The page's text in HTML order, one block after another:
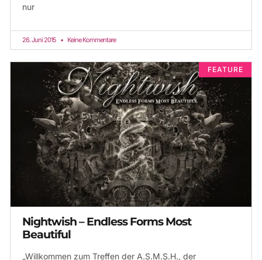
nur
26. Juni 2015 Keine Kommentare
FEATURE
Nightwish – Endless Forms Most
Beautiful
„Willkommen zum Treffen der A.S.M.S.H., der